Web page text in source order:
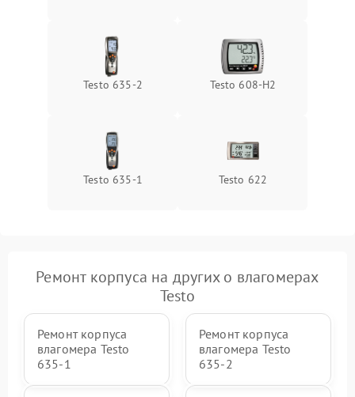
Testo 635-2 Testo 608-H2
Testo 635-1 Testo 622
Ремонт корпуса на других о влагомерах
Testo
Ремонт корпуса
влагомера Testo
635-1
Ремонт корпуса
влагомера Testo
635-2